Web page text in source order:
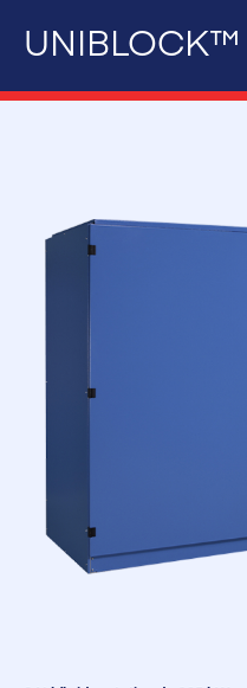
UNIBLOCK™